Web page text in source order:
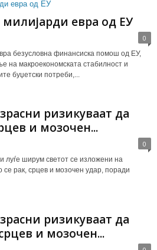
евра од ЕУ
0
безусловна финансиска помош од ЕУ,
на макроекономската стабилност и
буџетски потреби,...
ризикуваат да
и мозочен...
0
луѓе ширум светот се изложени на
се рак, срцев и мозочен удар, поради
ризикуваат да
и мозочен...